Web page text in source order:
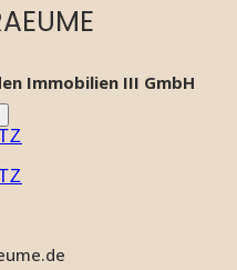
Immobilien III GmbH